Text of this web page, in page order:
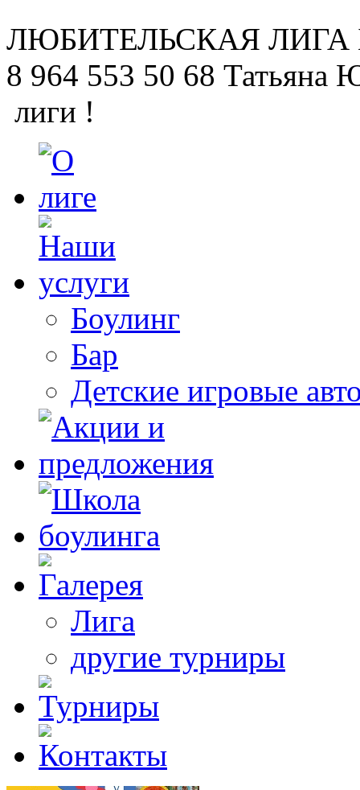
ЛЮБИТЕЛЬСКАЯ ЛИГА
8 964 553 50 68 Татьяна
лиги !
Боулинг
Бар
Детские игровые
Лига
другие турниры